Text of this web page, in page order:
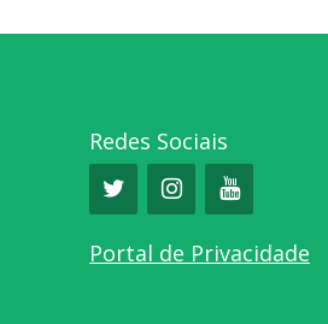
Redes Sociais
Portal de Privacidade